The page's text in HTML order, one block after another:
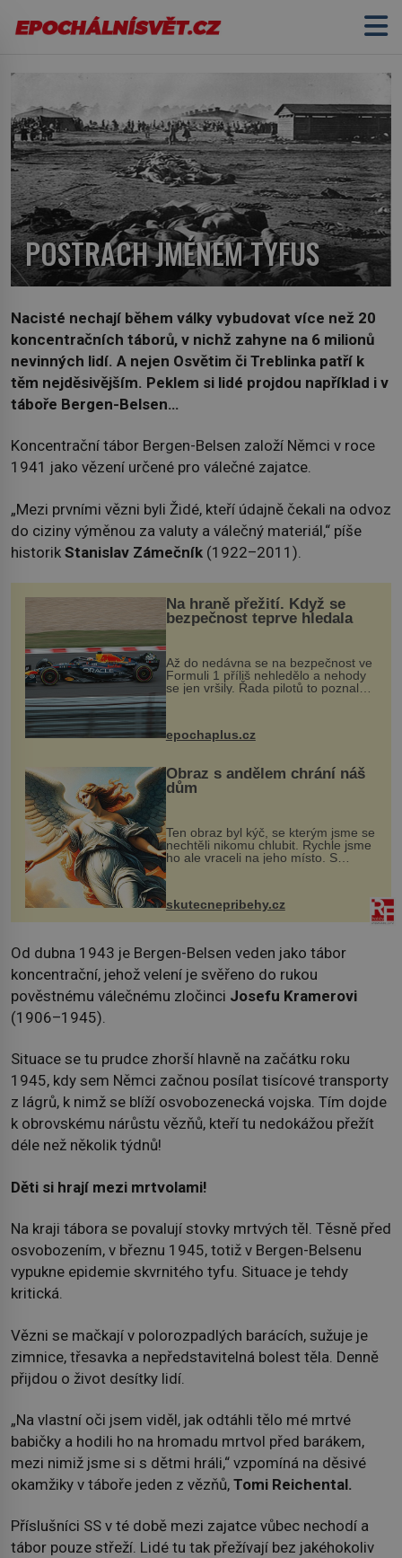
POSTRACH JMÉNEM TYFUS
Nacisté nechají během války vybudovat více než 20
koncentračních táborů, v nichž zahyne na 6 milionů
nevinných lidí. A nejen Osvětim či Treblinka patří k
těm nejděsivějším. Peklem si lidé projdou například i v
táboře Bergen-Belsen…
Koncentrační tábor Bergen-Belsen založí Němci v roce
1941 jako vězení určené pro válečné zajatce.
„Mezi prvními vězni byli Židé, kteří údajně čekali na odvoz
do ciziny výměnou za valuty a válečný materiál,“ píše
historik Stanislav Zámečník (1922–2011).
Na hraně přežití. Když se
bezpečnost teprve hledala
Až do nedávna se na bezpečnost ve
Formuli 1 příliš nehledělo a nehody
se jen vršily. Řada pilotů to poznala
na vlastní kůži, často s trvalými
následky nebo bohužel i ztrátou
života. Dnes nepochopiteln...
epochaplus.cz
Obraz s andělem chrání náš
dům
Ten obraz byl kýč, se kterým jsme se
nechtěli nikomu chlubit. Rychle jsme
ho ale vraceli na jeho místo. S
manželem Vaškem jsme si pořídili
chaloupku, takový domek na severu
Čech, kde jsme si naplánova...
skutecnepribehy.cz
Od dubna 1943 je Bergen-Belsen veden jako tábor
koncentrační, jehož velení je svěřeno do rukou
pověstnému válečnému zločinci Josefu Kramerovi
(1906–1945).
Situace se tu prudce zhorší hlavně na začátku roku
1945, kdy sem Němci začnou posílat tisícové transporty
z lágrů, k nimž se blíží osvobozenecká vojska. Tím dojde
k obrovskému nárůstu vězňů, kteří tu nedokážou přežít
déle než několik týdnů!
Děti si hrají mezi mrtvolami!
Na kraji tábora se povalují stovky mrtvých těl. Těsně před
osvobozením, v březnu 1945, totiž v Bergen-Belsenu
vypukne epidemie skvrnitého tyfu. Situace je tehdy
kritická.
Vězni se mačkají v polorozpadlých barácích, sužuje je
zimnice, třesavka a nepředstavitelná bolest těla. Denně
přijdou o život desítky lidí.
„Na vlastní oči jsem viděl, jak odtáhli tělo mé mrtvé
babičky a hodili ho na hromadu mrtvol před barákem,
mezi nimiž jsme si s dětmi hráli,“ vzpomíná na děsivé
okamžiky v táboře jeden z vězňů, Tomi Reichental.
Příslušníci SS v té době mezi zajatce vůbec nechodí a
tábor pouze střeží. Lidé tu tak přežívají bez jakéhokoliv